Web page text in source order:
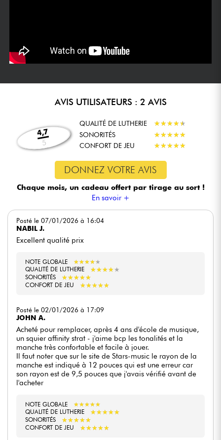
AVIS UTILISATEURS : 2 AVIS
4,7
5
QUALITÉ DE LUTHERIE ★★★★★
★★★★★
SONORITÉS
★★★★★
★★★★★
CONFORT DE JEU
★★★★★
★★★★★
DONNEZ VOTRE AVIS
Chaque mois, un cadeau offert par tirage au sort !
En savoir +
Posté le 07/01/2026 à 16:04
NABIL J.
Excellent qualité prix
NOTE GLOBALE ★★★★★
★★★★★
QUALITÉ DE LUTHERIE
★★★★★
★★★★★
SONORITÉS ★★★★★
★★★★★
CONFORT DE JEU ★★★★★
★★★★★
Posté le 02/01/2026 à 17:09
JOHN A.
Acheté pour remplacer, après 4 ans d'école de musique,
un squier affinity strat - j'aime bcp les tonalités et la
manche très confortable et facile à jouer.
Il faut noter que sur le site de Stars-music le rayon de la
manche est indiqué à 12 pouces qui est une erreur car
son rayon est de 9,5 pouces que j'avais vérifié avant de
l'acheter
NOTE GLOBALE ★★★★★
★★★★★
QUALITÉ DE LUTHERIE
★★★★★
★★★★★
SONORITÉS ★★★★★
★★★★★
CONFORT DE JEU ★★★★★
★★★★★